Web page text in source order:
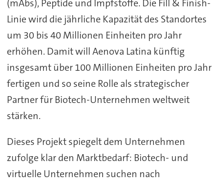
(mAbs), Peptide und Impfstoffe. Die Fill & Finish-
Linie wird die jährliche Kapazität des Standortes
um 30 bis 40 Millionen Einheiten pro Jahr
erhöhen. Damit will Aenova Latina künftig
insgesamt über 100 Millionen Einheiten pro Jahr
fertigen und so seine Rolle als strategischer
Partner für Biotech-Unternehmen weltweit
stärken.
Dieses Projekt spiegelt dem Unternehmen
zufolge klar den Marktbedarf: Biotech- und
virtuelle Unternehmen suchen nach